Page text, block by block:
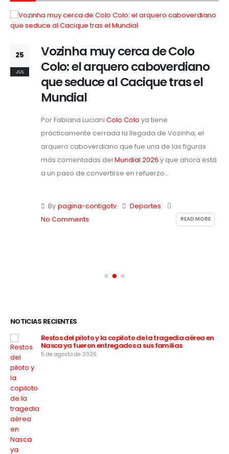
25
JUL
Vozinha muy cerca de Colo
Colo: el arquero caboverdiano
que seduce al Cacique tras el
Mundial
Por Fabiana Luciani Colo Colo ya tiene
prácticamente cerrada la llegada de Vozinha, el
arquero caboverdiano que fue una de las figuras
más comentadas del Mundial 2026 y que ahora está
a un paso de convertirse en refuerzo...
By pagina-contigotv
Deportes
No Comments
READ MORE
NOTICIAS RECIENTES
Restos del piloto y la copiloto de la tragedia aérea en
Nasca ya fueron entregados a sus familias
5 de agosto de 2026